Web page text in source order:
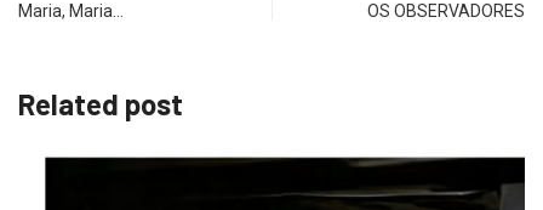
Maria, Maria… OS OBSERVADORES
Related post